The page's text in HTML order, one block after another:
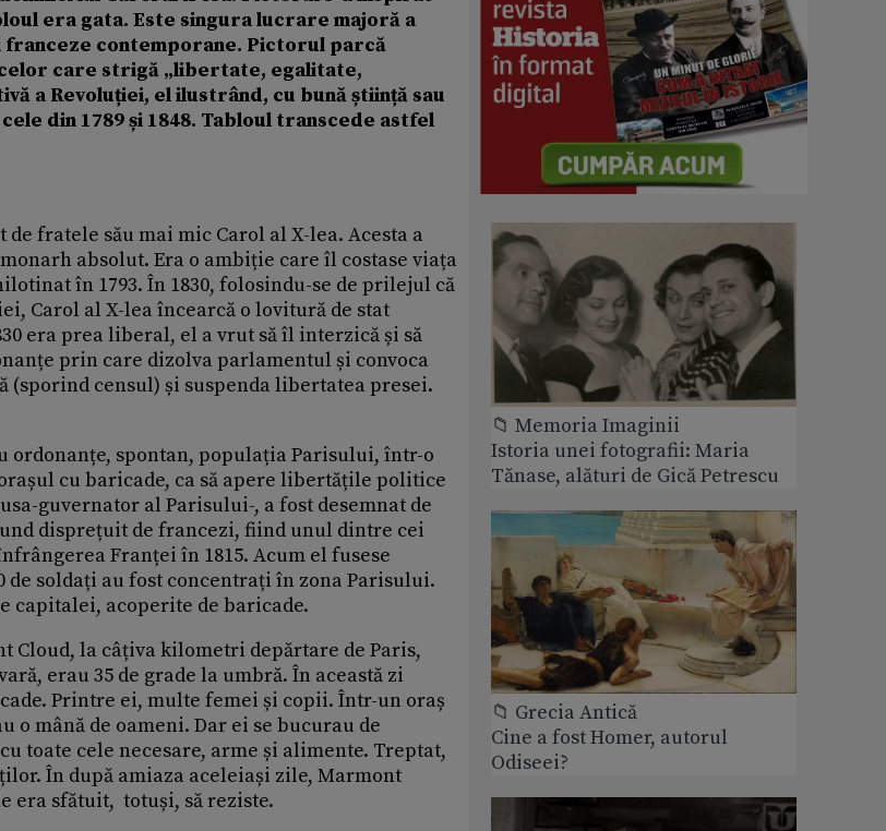
era gata. Este singura lucrare majoră a
contemporane. Pictorul parcă
care strigă „libertate, egalitate,
a Revoluției, el ilustrând, cu bună știință sau
din 1789 și 1848. Tabloul transcede astfel
fratele său mai mic Carol al X-lea. Acesta a
absolut. Era o ambiție care îl costase viața
în 1793. În 1830, folosindu-se de prilejul că
Carol al X-lea încearcă o lovitură de stat
era prea liberal, el a vrut să îl interzică și să
prin care dizolva parlamentul și convoca
censul) și suspenda libertatea presei.
ordonanțe, spontan, populația Parisului, într-o
cu baricade, ca să apere libertățile politice
guvernator al Parisului-, a fost desemnat de
disprețuit de francezi, fiind unul dintre cei
Franței în 1815. Acum el fusese
de soldați au fost concentrați în zona Parisului.
capitalei, acoperite de baricade.
Cloud, la câțiva kilometri depărtare de Paris,
erau 35 de grade la umbră. În această zi
Printre ei, multe femei și copii. Într-un oraș
o mână de oameni. Dar ei se bucurau de
toate cele necesare, arme și alimente. Treptat,
În după amiaza aceleiași zile, Marmont
era sfătuit, totuși, să reziste.
📁 Memoria Imaginii
Istoria unei fotografii: Maria
Tănase, alături de Gică Petrescu
📁 Grecia Antică
Cine a fost Homer, autorul
Odiseei?